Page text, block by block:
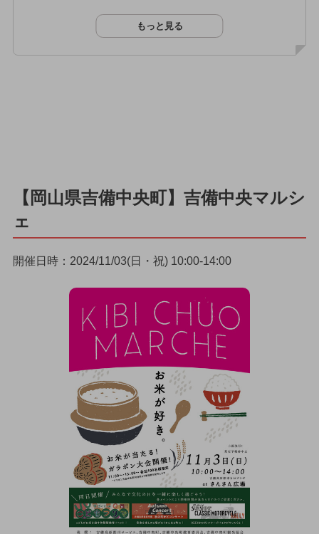
もっと見る
【岡山県吉備中央町】吉備中央マルシ
ェ
開催日時：2024/11/03(日・祝) 10:00-14:00